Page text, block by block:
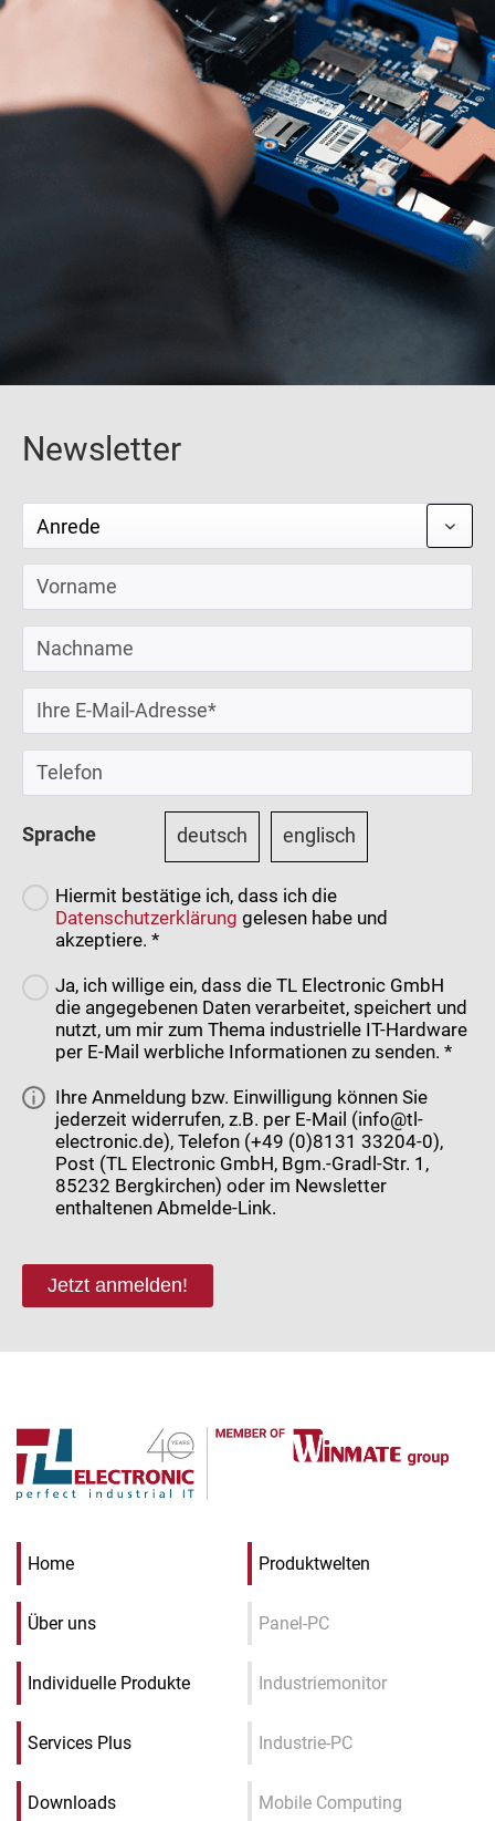
Newsletter
Sprache deutsch englisch
Hiermit bestätige ich, dass ich die
Datenschutzerklärung gelesen habe und
akzeptiere. *
Ja, ich willige ein, dass die TL Electronic GmbH
die angegebenen Daten verarbeitet, speichert und
nutzt, um mir zum Thema industrielle IT-Hardware
per E-Mail werbliche Informationen zu senden. *
Ihre Anmeldung bzw. Einwilligung können Sie
jederzeit widerrufen, z.B. per E-Mail (info@tl-
electronic.de), Telefon (+49 (0)8131 33204-0),
Post (TL Electronic GmbH, Bgm.-Gradl-Str. 1,
85232 Bergkirchen) oder im Newsletter
enthaltenen Abmelde-Link.
Jetzt anmelden!
Home
Über uns
Individuelle Produkte
Services Plus
Downloads
Produktwelten
Panel-PC
Industriemonitor
Industrie-PC
Mobile Computing